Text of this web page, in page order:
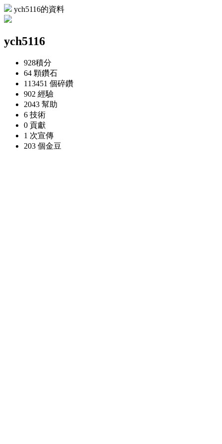
ych5116的資料
ych5116
928積分
64 顆鑽石
113451 個碎鑽
902 經驗
2043 幫助
6 技術
0 貢獻
1 次宣傳
203 個金豆